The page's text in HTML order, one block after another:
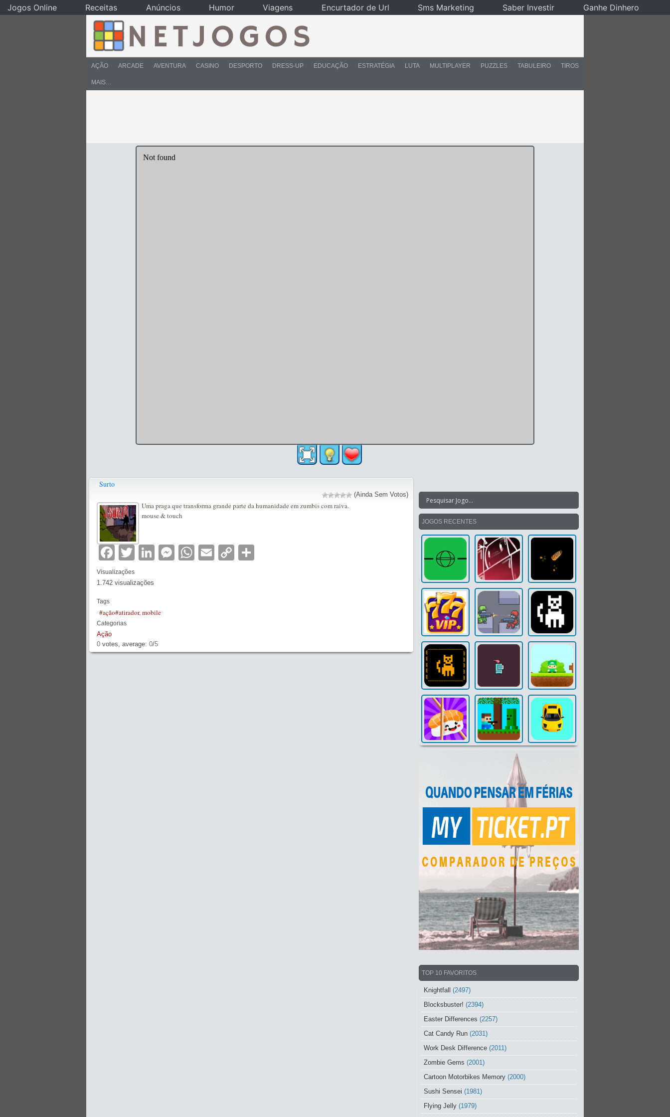
AÇÃO ARCADE AVENTURA CASINO DESPORTO DRESS-UP EDUCAÇÃO ESTRATÉGIA LUTA MULTIPLAYER PUZZLES TABULEIRO TIROS
MAIS…
Surto
(Ainda Sem Votos)
Uma praga que transforma grande parte da humanidade em zumbis com raiva.
mouse & touch
Facebook
TwitterLinkedIn
Messenger
WhatsApp
EmailCopy
Visualizações
1.742 visualizações
Tags
#ação#atirador,mobile
Categorias
Ação
0 votes, average: 0/5
JOGOS RECENTES
TOP 10 FAVORITOS
Knightfall (2497)
Blocksbuster! (2394)
Easter Differences (2257)
Cat Candy Run (2031)
Work Desk Difference (2011)
Zombie Gems (2001)
Cartoon Motorbikes Memory (2000)
Sushi Sensei (1981)
Flying Jelly (1979)
Jogos Online Receitas Anúncios Humor Viagens Encurtador de Url Sms Marketing Saber Investir Ganhe Dinhero